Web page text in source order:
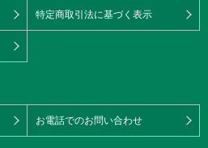
特定商取引法に基づく表示
お電話でのお問い合わせ